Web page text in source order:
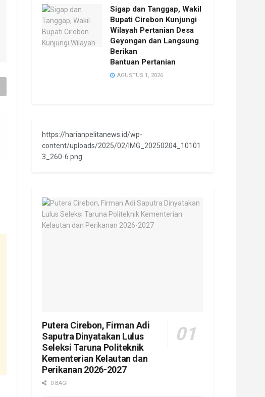
Sigap dan Tanggap, Wakil
Bupati Cirebon Kunjungi
Wilayah Pertanian Desa
Geyongan dan Langsung
Berikan
Bantuan Pertanian
AGUSTUS 1, 2026
https://harianpelitanews.id/wp-
content/uploads/2025/02/IMG_20250204_10101
3_260-6.png
Putera Cirebon, Firman Adi
Saputra Dinyatakan Lulus
Seleksi Taruna Politeknik
Kementerian Kelautan dan
Perikanan 2026-2027
0 BAGI